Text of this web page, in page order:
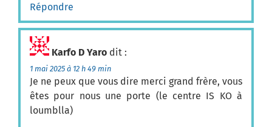
Répondre
Karfo D Yaro dit :
1 mai 2025 à 12 h 49 min
Je ne peux que vous dire merci grand frère, vous
êtes pour nous une porte (le centre IS KO à
loumblla)